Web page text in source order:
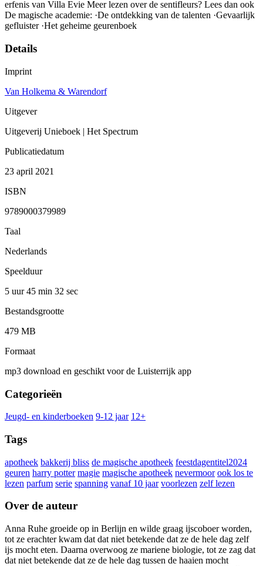
erfenis van Villa Evie Meer lezen over de sentifleurs? Lees dan ook
De magische academie: ·De ontdekking van de talenten ·Gevaarlijk
gefluister ·Het geheime geurenboek
Details
Imprint
Van Holkema & Warendorf
Uitgever
Uitgeverij Unieboek | Het Spectrum
Publicatiedatum
23 april 2021
ISBN
9789000379989
Taal
Nederlands
Speelduur
5 uur 45 min 32 sec
Bestandsgrootte
479 MB
Formaat
mp3 download en geschikt voor de Luisterrijk app
Categorieën
Jeugd- en kinderboeken 9-12 jaar 12+
Tags
apotheek bakkerij bliss de magische apotheek feestdagentitel2024
geuren harry potter magie magische apotheek nevermoor ook los te
lezen parfum serie spanning vanaf 10 jaar voorlezen zelf lezen
Over de auteur
Anna Ruhe groeide op in Berlijn en wilde graag ijscoboer worden,
tot ze erachter kwam dat dat niet betekende dat ze de hele dag zelf
ijs mocht eten. Daarna overwoog ze mariene biologie, tot ze zag dat
dat niet betekende dat ze de hele dag tussen de haaien mocht